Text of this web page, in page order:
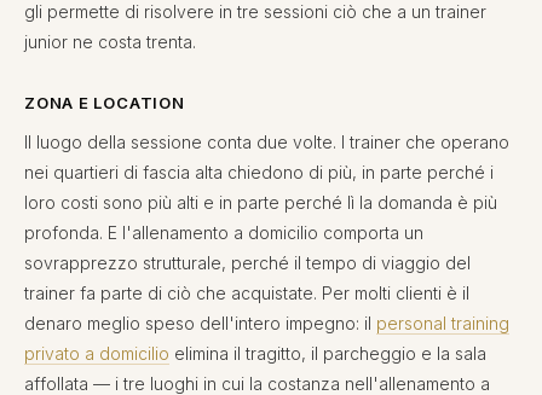
gli permette di risolvere in tre sessioni ciò che a un trainer
junior ne costa trenta.
ZONA E LOCATION
Il luogo della sessione conta due volte. I trainer che operano
nei quartieri di fascia alta chiedono di più, in parte perché i
loro costi sono più alti e in parte perché lì la domanda è più
profonda. E l'allenamento a domicilio comporta un
sovrapprezzo strutturale, perché il tempo di viaggio del
trainer fa parte di ciò che acquistate. Per molti clienti è il
denaro meglio speso dell'intero impegno: il personal training
privato a domicilio elimina il tragitto, il parcheggio e la sala
affollata — i tre luoghi in cui la costanza nell'allenamento a